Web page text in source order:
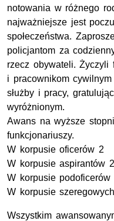
notowania w różnego
najważniejsze jest
społeczeństwa.
policjantom za
rzecz obywateli. Życzyli
i pracownikom
służby i pracy,
wyróżnionym.
Awans na wyższe
funkcjonariuszy.
W korpusie oficerów 2
W korpusie aspirantów
W korpusie podoficerów
W korpusie
Wszystkim